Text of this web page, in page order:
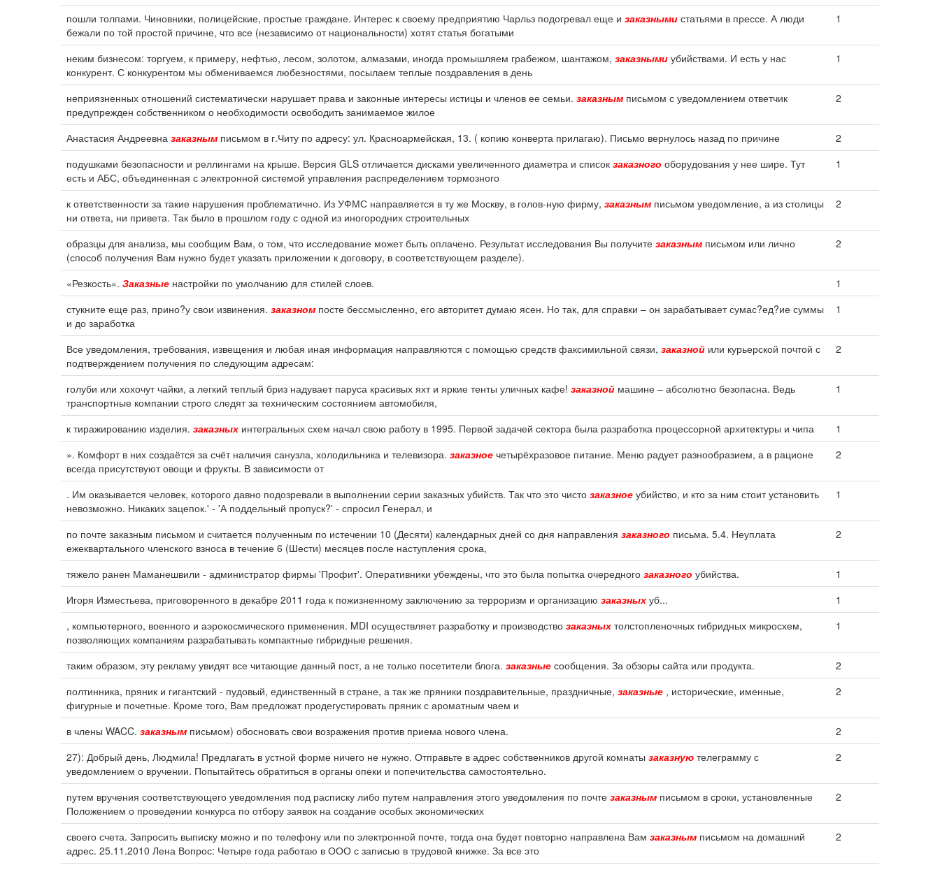
пошли толпами. Чиновники, полицейские, простые граждане. Интерес к своему предприятию Чарльз подогревал еще и заказными статьями в прессе. А люди
бежали по той простой причине, что все (независимо от национальности) хотят статья богатыми
1
неким бизнесом: торгуем, к примеру, нефтью, лесом, золотом, алмазами, иногда промышляем грабежом, шантажом, заказными убийствами. И есть у нас
конкурент. С конкурентом мы обмениваемся любезностями, посылаем теплые поздравления в день
1
неприязненных отношений систематически нарушает права и законные интересы истицы и членов ее семьи. заказным письмом с уведомлением ответчик
предупрежден собственником о необходимости освободить занимаемое жилое
2
Анастасия Андреевна заказным письмом в г.Читу по адресу: ул. Красноармейская, 13. ( копию конверта прилагаю). Письмо вернулось назад по причине
2
подушками безопасности и реллингами на крыше. Версия GLS отличается дисками увеличенного диаметра и список заказного оборудования у нее шире. Тут
есть и АБС, объединенная с электронной системой управления распределением тормозного
1
к ответственности за такие нарушения проблематично. Из УФМС направляется в ту же Москву, в голов-ную фирму, заказным письмом уведомление, а из столицы
ни ответа, ни привета. Так было в прошлом году с одной из иногородних строительных
2
образцы для анализа, мы сообщим Вам, о том, что исследование может быть оплачено. Результат исследования Вы получите заказным письмом или лично
(способ получения Вам нужно будет указать приложении к договору, в соответствующем разделе).
2
«Резкость». Заказные настройки по умолчанию для стилей слоев.
1
стукните еще раз, прино?у свои извинения. заказном посте бессмысленно, его авторитет думаю ясен. Но так, для справки – он зарабатывает сумас?ед?ие суммы
и до заработка
1
Все уведомления, требования, извещения и любая иная информация направляются с помощью средств факсимильной связи, заказной или курьерской почтой с
подтверждением получения по следующим адресам:
2
голуби или хохочут чайки, а легкий теплый бриз надувает паруса красивых яхт и яркие тенты уличных кафе! заказной машине – абсолютно безопасна. Ведь
транспортные компании строго следят за техническим состоянием автомобиля,
1
к тиражированию изделия. заказных интегральных схем начал свою работу в 1995. Первой задачей сектора была разработка процессорной архитектуры и чипа
1
». Комфорт в них создаётся за счёт наличия санузла, холодильника и телевизора. заказное четырёхразовое питание. Меню радует разнообразием, а в рационе
всегда присутствуют овощи и фрукты. В зависимости от
2
. Им оказывается человек, которого давно подозревали в выполнении серии заказных убийств. Так что это чисто заказное убийство, и кто за ним стоит установить
невозможно. Никаких зацепок.' - 'А поддельный пропуск?' - спросил Генерал, и
1
по почте заказным письмом и считается полученным по истечении 10 (Десяти) календарных дней со дня направления заказного письма. 5.4. Неуплата
ежеквартального членского взноса в течение 6 (Шести) месяцев после наступления срока,
2
тяжело ранен Маманешвили - администратор фирмы 'Профит'. Оперативники убеждены, что это была попытка очередного заказного убийства.
1
Игоря Изместьева, приговоренного в декабре 2011 года к пожизненному заключению за терроризм и организацию заказных уб...
1
, компьютерного, военного и аэрокосмического применения. MDI осуществляет разработку и производство заказных толстопленочных гибридных микросхем,
позволяющих компаниям разрабатывать компактные гибридные решения.
1
таким образом, эту рекламу увидят все читающие данный пост, а не только посетители блога. заказные сообщения. За обзоры сайта или продукта.
2
полтинника, пряник и гигантский - пудовый, единственный в стране, а так же пряники поздравительные, праздничные, заказные , исторические, именные,
фигурные и почетные. Кроме того, Вам предложат продегустировать пряник с ароматным чаем и
2
в члены WACC. заказным письмом) обосновать свои возражения против приема нового члена.
2
27): Добрый день, Людмила! Предлагать в устной форме ничего не нужно. Отправьте в адрес собственников другой комнаты заказную телеграмму с
уведомлением о вручении. Попытайтесь обратиться в органы опеки и попечительства самостоятельно.
2
путем вручения соответствующего уведомления под расписку либо путем направления этого уведомления по почте заказным письмом в сроки, установленные
Положением о проведении конкурса по отбору заявок на создание особых экономических
2
своего счета. Запросить выписку можно и по телефону или по электронной почте, тогда она будет повторно направлена Вам заказным письмом на домашний
адрес. 25.11.2010 Лена Вопрос: Четыре года работаю в ООО с записью в трудовой книжке. За все это
2